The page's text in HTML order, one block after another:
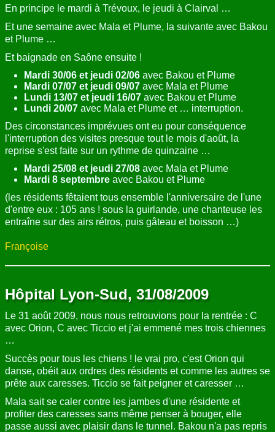
En principe le mardi à Trévoux, le jeudi à Clairval …
Et une semaine avec Mala et Plume, la suivante avec Bakou
et Plume …
Et baignade en Saône ensuite !
Mardi 30/06 et jeudi 02/06 avec Bakou et Plume
Mardi 07/07 et jeudi 09/07 avec Mala et Plume
Lundi 13/07 et jeudi 16/07 avec Bakou et Plume
Lundi 20/07 avec Mala et Plume et … interruption.
Des circonstances imprévues ont eu pour conséquence
l'interruption des visites presque tout le mois d'août, la
reprise s'est faite sur un rythme de quinzaine …
Mardi 25/08 et jeudi 27/08 avec Mala et Plume
Mardi 8 septembre avec Bakou et Plume
(les résidents fêtaient tous ensemble l'anniversaire de l'une
d'entre eux : 105 ans ! sous la guirlande, une chanteuse les
entraîne sur des airs rétros, puis gâteau et boisson …)
Françoise
Hôpital Lyon-Sud, 31/08/2009
Le 31 août 2009, nous nous retrouvions pour la rentrée : C
avec Orion, C avec Ticcio et j'ai emmené mes trois chiennes
…
Succès pour tous les chiens ! le vrai pro, c'est Orion qui
danse, obéit aux ordres des résidents et comme les autres se
prête aux caresses. Ticcio se fait peigner et caresser …
Mala sait se caler contre les jambes d'une résidente et
profiter des caresses sans même penser à bouger, elle
passe aussi avec plaisir dans le tunnel. Bakou n'a pas repris